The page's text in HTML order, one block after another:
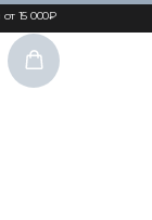
15 000₽